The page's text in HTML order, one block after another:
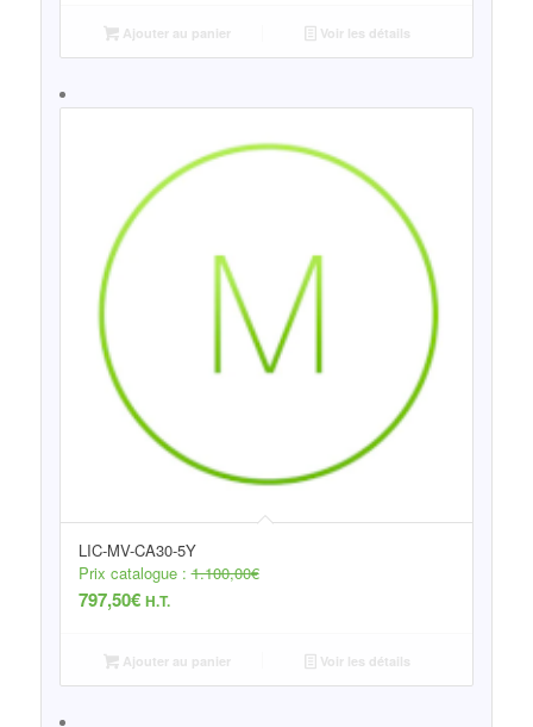
Ajouter au panier Voir les détails
LIC-MV-CA30-5Y
Prix catalogue :1.100,00€
797,50€ H.T.
Ajouter au panier Voir les détails